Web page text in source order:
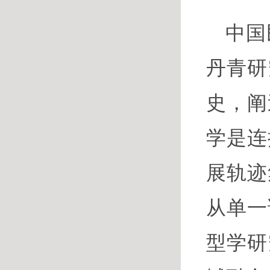
中
丹青
史，
学是
展轨
从单
型学